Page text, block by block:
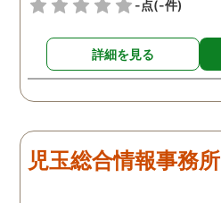
-点(-件)
詳細を見る
児玉総合情報事務所